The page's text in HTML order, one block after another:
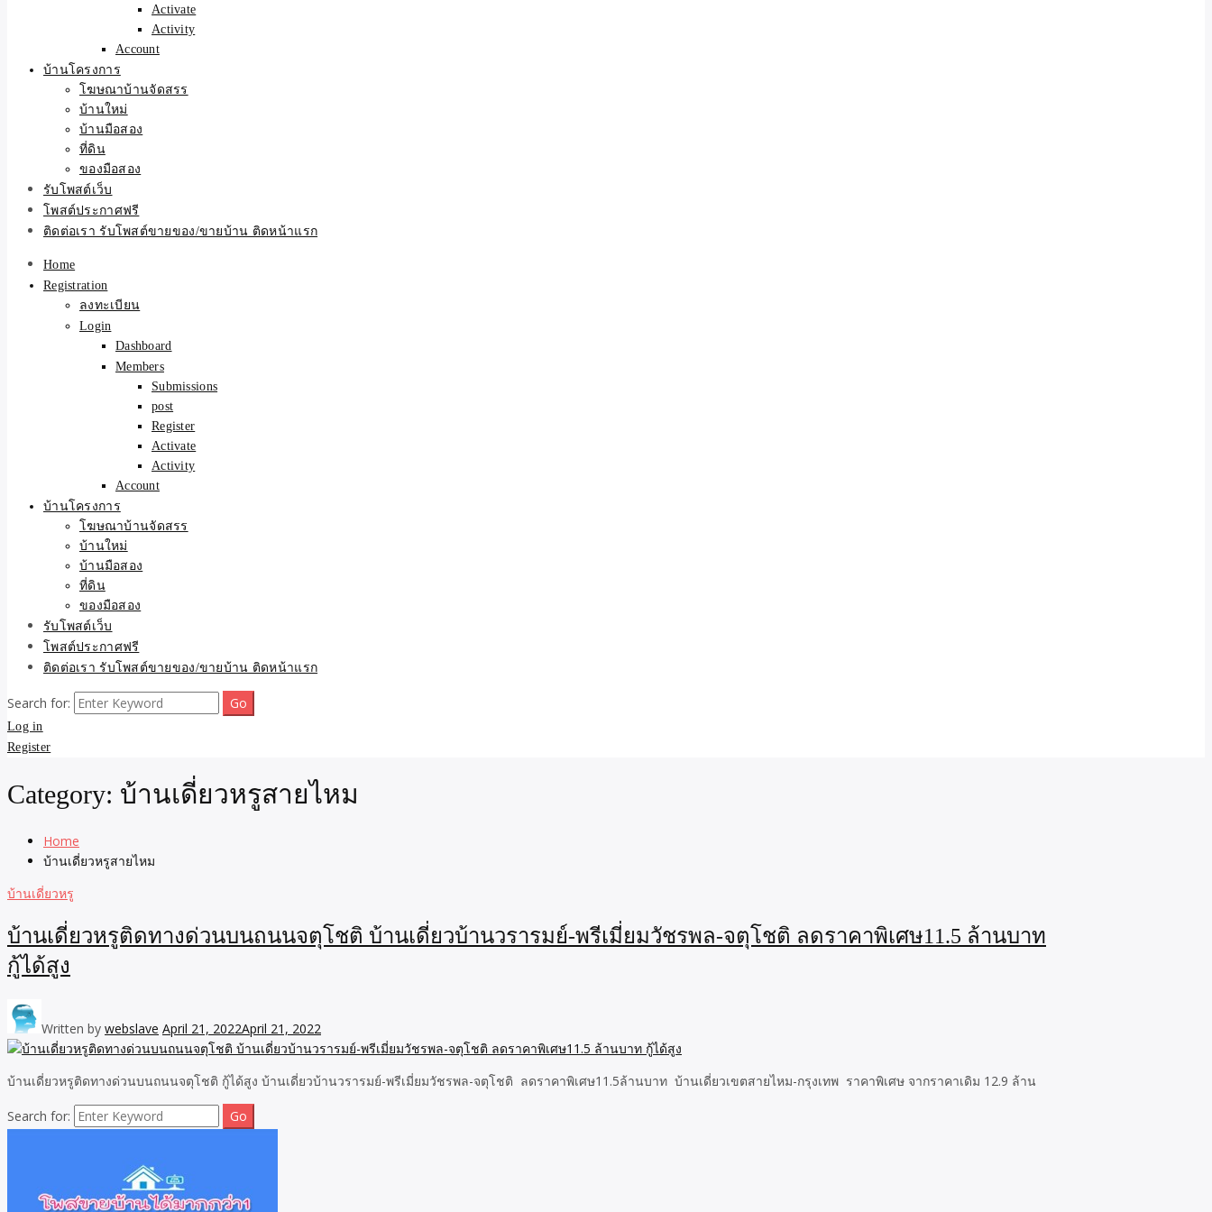
Activate
Activity
Account
บ้านโครงการ
โฆษณาบ้านจัดสรร
บ้านใหม่
บ้านมือสอง
ที่ดิน
ของมือสอง
รับโพสต์เว็บ
โพสต์ประกาศฟรี
ติดต่อเรา รับโพสต์ขายของ/ขายบ้าน ติดหน้าแรก
Home
Registration
ลงทะเบียน
Login
Dashboard
Members
Submissions
post
Register
Activate
Activity
Account
บ้านโครงการ
โฆษณาบ้านจัดสรร
บ้านใหม่
บ้านมือสอง
ที่ดิน
ของมือสอง
รับโพสต์เว็บ
โพสต์ประกาศฟรี
ติดต่อเรา รับโพสต์ขายของ/ขายบ้าน ติดหน้าแรก
Search for:
Log in
Register
Category: บ้านเดี่ยวหรูสายไหม
Home
บ้านเดี่ยวหรูสายไหม
บ้านเดี่ยวหรู
บ้านเดี่ยวหรูติดทางด่วนบนถนนจตุโชติ บ้านเดี่ยวบ้านวรารมย์-พรีเมี่ยมวัชรพล-จตุโชติ ลดราคาพิเศษ11.5 ล้านบาท
กู้ได้สูง
Written by webslave April 21, 2022April 21, 2022
บ้านเดี่ยวหรูติดทางด่วนบนถนนจตุโชติ กู้ได้สูง บ้านเดี่ยวบ้านวรารมย์-พรีเมี่ยมวัชรพล-จตุโชติ ลดราคาพิเศษ11.5ล้านบาท บ้านเดี่ยวเขตสายไหม-กรุงเทพ ราคาพิเศษ จากราคาเดิม 12.9 ล้าน
Search for: